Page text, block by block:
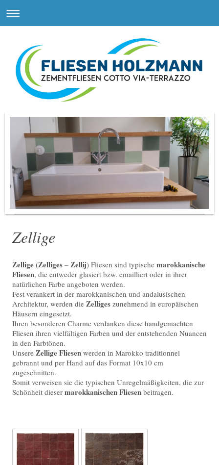
Zellige
Zellige (Zelliges – Zellij) Fliesen sind typische marokkanische
Fliesen, die entweder glasiert bzw. emailliert oder in ihrer
natürlichen Farbe angeboten werden.
Fest verankert in der marokkanischen und andalusischen
Architektur, werden die Zelliges zunehmend in europäischen
Häusern eingesetzt.
Ihren besonderen Charme verdanken diese handgemachten
Fliesen ihren vielfältigen Farben und der entstehenden Nuancen
in den Farbtönen.
Unsere Zellige Fliesen werden in Marokko traditionnel
gebrannt und per Hand auf das Format 10x10 cm
zugeschnitten.
Somit verweisen sie die typischen Unregelmäßigkeiten, die zur
Schönheit dieser marokkanischen Fliesen beitragen.